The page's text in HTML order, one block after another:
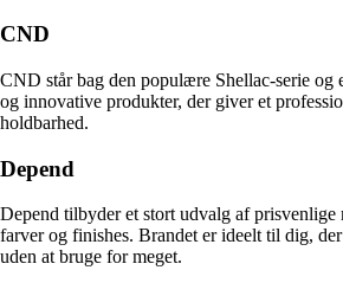
CND
CND står bag den populære Shellac-serie og
og innovative produkter, der giver et
holdbarhed.
Depend
Depend tilbyder et stort udvalg af prisvenlige
farver og finishes. Brandet er ideelt til dig,
uden at bruge for meget.